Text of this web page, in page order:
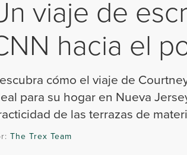
viaje de
hacia el
cómo el viaje de
para su hogar en Nueva
de las terrazas de
The Trex Team